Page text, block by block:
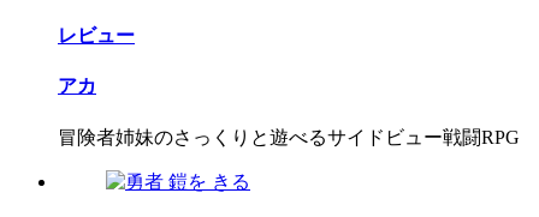
レビュー
アカ
冒険者姉妹のさっくりと遊べるサイドビュー戦闘RPG